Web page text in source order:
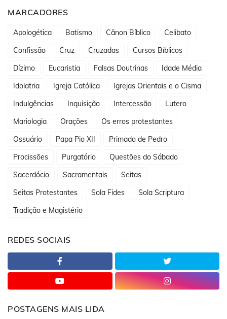
MARCADORES
Apologética Batismo Cânon Bíblico
Celibato
Confissão
Cruz Cruzadas
Cursos Bíblicos
Dízimo
Eucaristia Falsas Doutrinas
Idade Média
Idolatria
Igreja Católica
Igrejas Orientais e o Cisma
Indulgências
Inquisição Intercessão
Lutero
Mariologia
Orações
Os erros protestantes
Ossuário
Papa Pio XII
Primado de Pedro
Procissões
Purgatório
Questões do Sábado
Sacerdócio
Sacramentais
Seitas
Seitas Protestantes
Sola Fides
Sola Scriptura
Tradição e Magistério
REDES SOCIAIS
POSTAGENS MAIS LIDA